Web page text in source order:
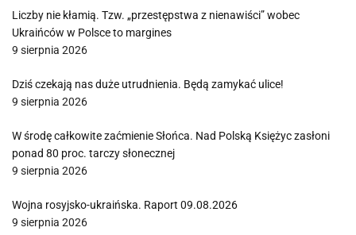
Liczby nie kłamią. Tzw. „przestępstwa z nienawiści” wobec
Ukraińców w Polsce to margines
9 sierpnia 2026
Dziś czekają nas duże utrudnienia. Będą zamykać ulice!
9 sierpnia 2026
W środę całkowite zaćmienie Słońca. Nad Polską Księżyc zasłoni
ponad 80 proc. tarczy słonecznej
9 sierpnia 2026
Wojna rosyjsko-ukraińska. Raport 09.08.2026
9 sierpnia 2026